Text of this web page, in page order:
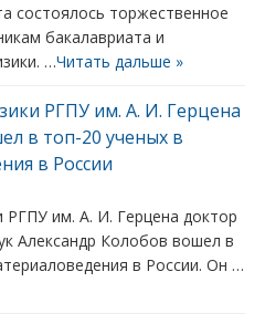
состоялось торжественное
бакалавриата и
…Читать дальше »
РГПУ им. А. И. Герцена
в топ-20 ученых в
в России
РГПУ им. А. И. Герцена доктор
Александр Колобов вошел в
в России. Он …